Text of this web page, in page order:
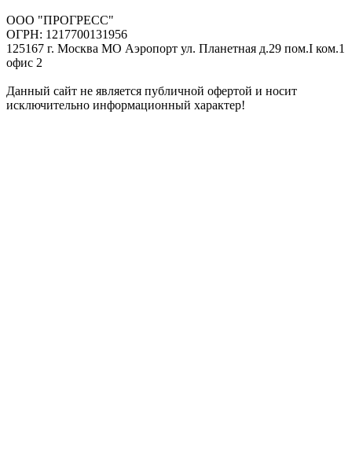
ООО "ПРОГРЕСС"
ОГРН: 1217700131956
125167 г. Москва МО Аэропорт ул. Планетная д.29 пом.I ком.1
офис 2
Данный сайт не является публичной офертой и носит
исключительно информационный характер!